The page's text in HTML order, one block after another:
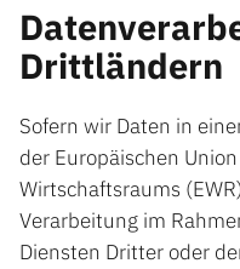
Drittländern
Sofern wir Daten in
der Europäischen
Wirtschaftsraums
Verarbeitung im
Diensten Dritter oder